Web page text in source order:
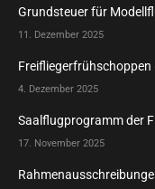
Grundsteuer für
11. Dezember 2025
Freifliegerfrühschoppen
4. Dezember 2025
Saalflugprogramm der
17. November 2025